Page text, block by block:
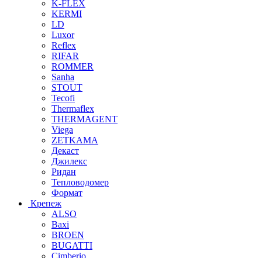
K-FLEX
KERMI
LD
Luxor
Reflex
RIFAR
ROMMER
Sanha
STOUT
Tecofi
Thermaflex
THERMAGENT
Viega
ZETKAMA
Декаст
Джилекс
Ридан
Тепловодомер
Формат
Крепеж
ALSO
Baxi
BROEN
BUGATTI
Cimberio